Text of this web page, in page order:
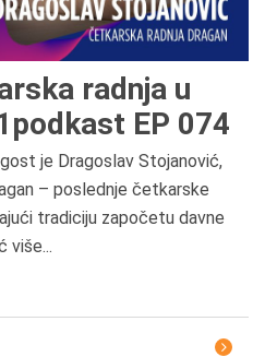
radnja u
EP 074
je Dragoslav Stojanović,
– poslednje četkarske
tradiciju započetu davne
više...